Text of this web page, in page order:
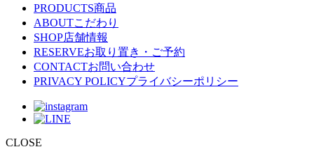
PRODUCTS商品
ABOUTこだわり
SHOP店舗情報
RESERVEお取り置き・ご予約
CONTACTお問い合わせ
PRIVACY POLICYプライバシーポリシー
CLOSE